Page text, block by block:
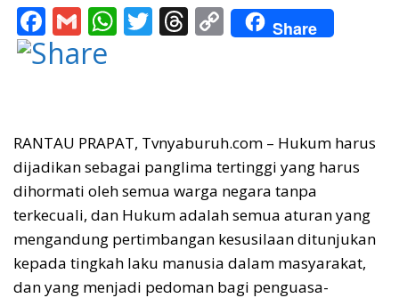
F
ac
o
o
k
G
m
W
A
p
p
T T
d
s
C
o
Li
n
k
Share
RANTAU PRAPAT, Tvnyaburuh.com – Hukum harus
dijadikan sebagai panglima tertinggi yang harus
dihormati oleh semua warga negara tanpa
terkecuali, dan Hukum adalah semua aturan yang
mengandung pertimbangan kesusilaan ditunjukan
kepada tingkah laku manusia dalam masyarakat,
dan yang menjadi pedoman bagi penguasa-